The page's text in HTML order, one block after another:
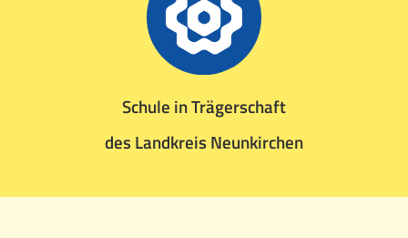
Schule in Trägerschaft
des Landkreis Neunkirchen